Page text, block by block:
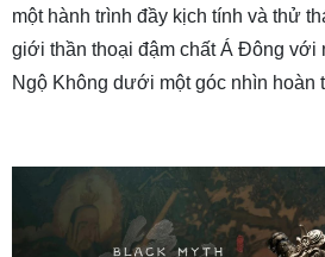
một hành trình đầy kịch tính và thử
giới thần thoại đậm chất Á Đông với
Ngộ Không dưới một góc nhìn hoàn